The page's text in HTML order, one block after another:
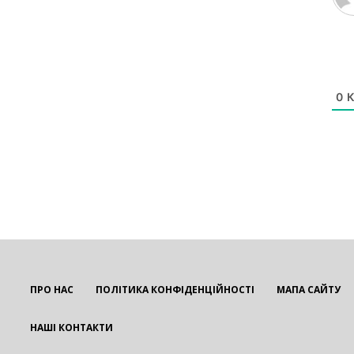
0
ПРО НАС ПОЛІТИКА КОНФІДЕНЦІЙНОСТІ МАПА САЙТУ
НАШІ КОНТАКТИ